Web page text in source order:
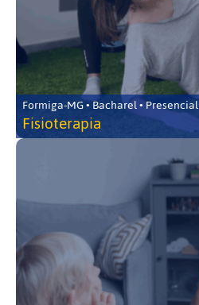
Formiga-MG • Bacharel • Presencial
Fisioterapia